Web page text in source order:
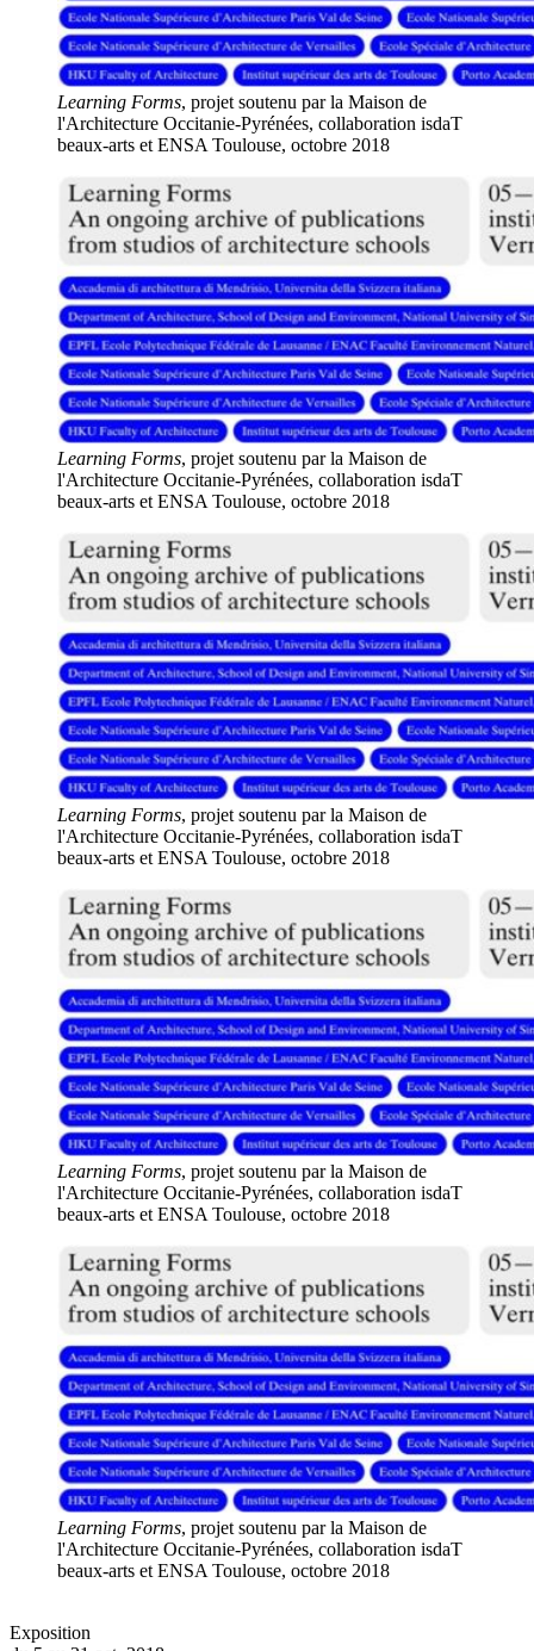
Learning Forms, projet soutenu par la Maison de
l'Architecture Occitanie-Pyrénées, collaboration isdaT
beaux-arts et ENSA Toulouse, octobre 2018
Learning Forms, projet soutenu par la Maison de
l'Architecture Occitanie-Pyrénées, collaboration isdaT
beaux-arts et ENSA Toulouse, octobre 2018
Learning Forms, projet soutenu par la Maison de
l'Architecture Occitanie-Pyrénées, collaboration isdaT
beaux-arts et ENSA Toulouse, octobre 2018
Learning Forms, projet soutenu par la Maison de
l'Architecture Occitanie-Pyrénées, collaboration isdaT
beaux-arts et ENSA Toulouse, octobre 2018
Learning Forms, projet soutenu par la Maison de
l'Architecture Occitanie-Pyrénées, collaboration isdaT
beaux-arts et ENSA Toulouse, octobre 2018
Exposition